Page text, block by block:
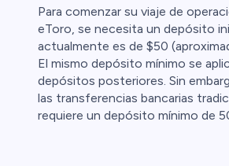
Para comenzar su viaje de
eToro, se necesita un depósito
actualmente es de $50
El mismo depósito mínimo se
depósitos posteriores. Sin
las transferencias bancarias
requiere un depósito mínimo de